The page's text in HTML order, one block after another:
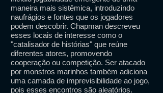
maneira mais sistêmica, introduzindo
naufrágios e fontes que os jogadores
podem descobrir. Chapman descreveu
esses locais de interesse como o
"catalisador de histórias" que reúne
diferentes atores, promovendo
cooperação ou competição. Ser atacado
por monstros marinhos também adiciona
uma camada de imprevisibilidade ao jogo,
pois esses encontros são aleatórios.